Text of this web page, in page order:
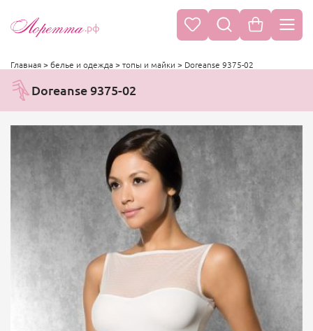
.рф
Главная> белье и одежда> топы и майки > Doreanse 9375-02
Doreanse 9375-02